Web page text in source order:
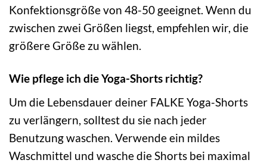
Konfektionsgröße von 48-50 geeignet. Wenn du
zwischen zwei Größen liegst, empfehlen wir, die
größere Größe zu wählen.
Wie pflege ich die Yoga-Shorts richtig?
Um die Lebensdauer deiner FALKE Yoga-Shorts
zu verlängern, solltest du sie nach jeder
Benutzung waschen. Verwende ein mildes
Waschmittel und wasche die Shorts bei maximal